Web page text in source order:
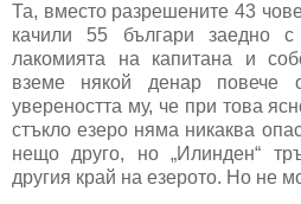
Та, вместо разрешените 43
качили 55 българи заедно с
лакомията на капитана и
вземе някой денар повече
увереността му, че при това
стъкло езеро няма никаква
нещо друго, но „Илинден“
другия край на езерото. Но не